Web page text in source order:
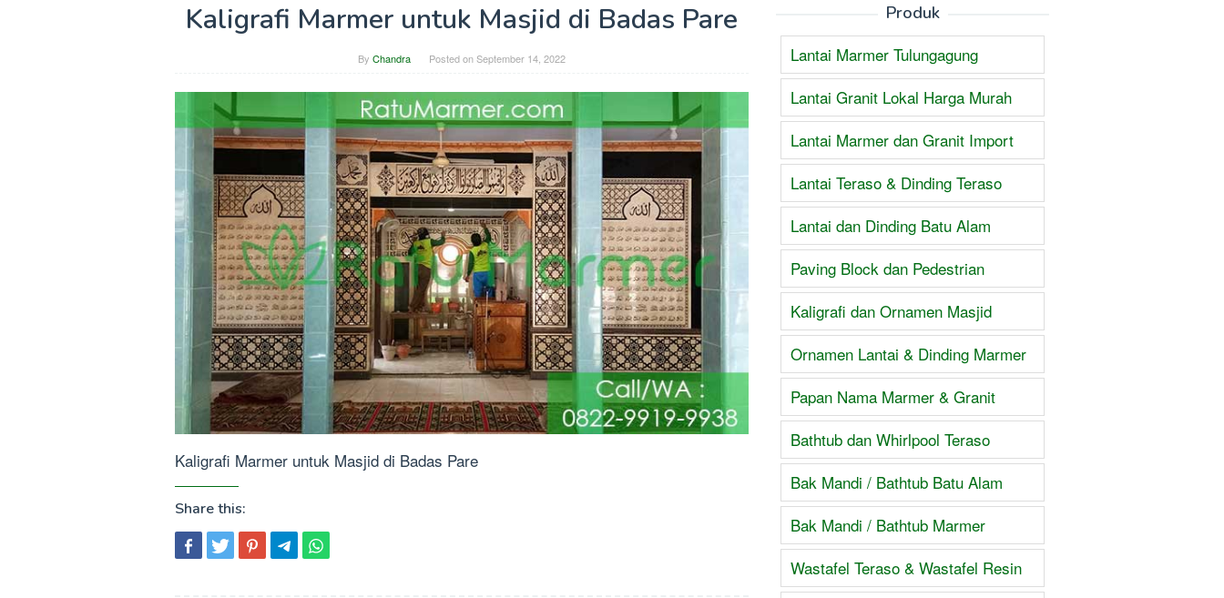
Kaligrafi Marmer untuk Masjid di Badas Pare
By Chandra Posted onSeptember 14, 2022
Kaligrafi Marmer untuk Masjid di Badas Pare
Share this:
Produk
Lantai Marmer Tulungagung
Lantai Granit Lokal Harga Murah
Lantai Marmer dan Granit Import
Lantai Teraso & Dinding Teraso
Lantai dan Dinding Batu Alam
Paving Block dan Pedestrian
Kaligrafi dan Ornamen Masjid
Ornamen Lantai & Dinding Marmer
Papan Nama Marmer & Granit
Bathtub dan Whirlpool Teraso
Bak Mandi / Bathtub Batu Alam
Bak Mandi / Bathtub Marmer
Wastafel Teraso & Wastafel Resin